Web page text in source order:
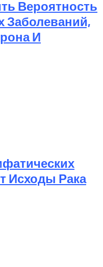
Вероятность
Заболеваний,
И
Исходы Рака